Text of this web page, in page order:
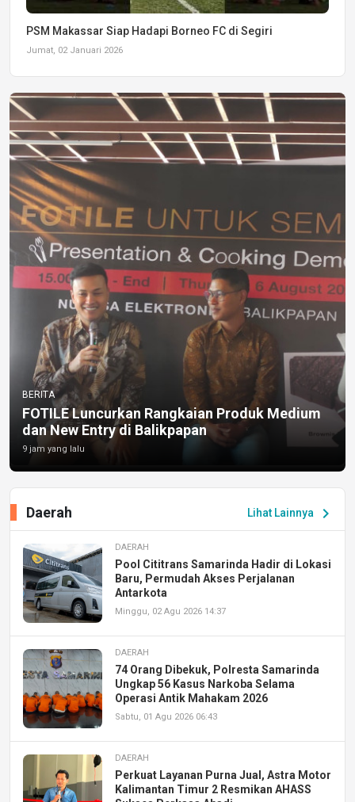
PSM Makassar Siap Hadapi Borneo FC di Segiri
Jumat, 02 Januari 2026
BERITA
FOTILE Luncurkan Rangkaian Produk Medium
dan New Entry di Balikpapan
9 jam yang lalu
Lihat Lainnya chevron_right
Daerah
DAERAH
Pool Cititrans Samarinda Hadir di Lokasi
Baru, Permudah Akses Perjalanan
Antarkota
Minggu, 02 Agu 2026 14:37
DAERAH
74 Orang Dibekuk, Polresta Samarinda
Ungkap 56 Kasus Narkoba Selama
Operasi Antik Mahakam 2026
Sabtu, 01 Agu 2026 06:43
DAERAH
Perkuat Layanan Purna Jual, Astra Motor
Kalimantan Timur 2 Resmikan AHASS